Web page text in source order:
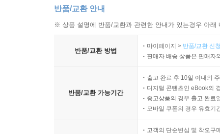
반품/교환 안내
※ 상품 설명에 반품/교환과 관련한 안내가 있는경우 아
반품/교환 방법
마이페이지 > 반품/교환 신
판매자 배송 상품은 판매자
반품/교환 가능기간
출고 완료 후 10일 이내의
디지털 콘텐츠인 eBook의
중고상품의 경우 출고 완료
모바일 쿠폰의 경우 유효기
고객의 단순변심 및 착오구